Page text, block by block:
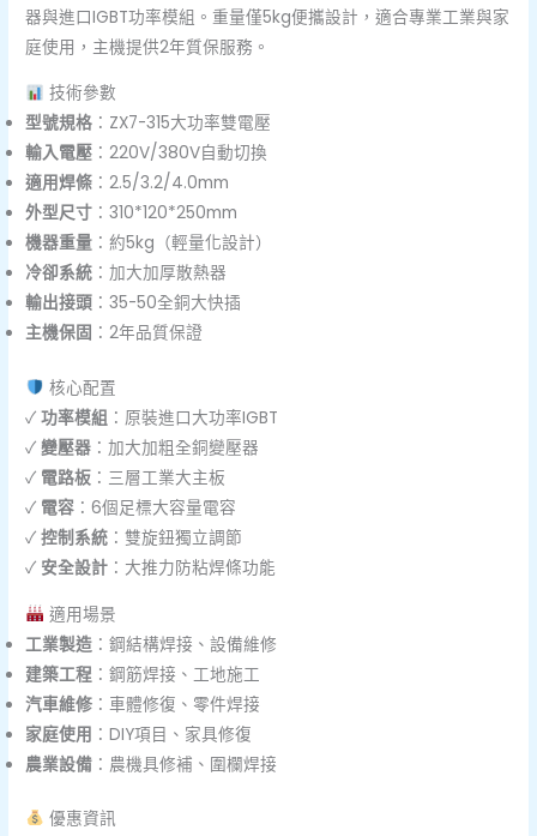
器與進口IGBT功率模組。重量僅5kg便攜設計，適合專業工業與家
庭使用，主機提供2年質保服務。
技術參數
型號規格 ：ZX7-315大功率雙電壓
輸入電壓 ：220V/380V自動切換
適用焊條 ：2.5/3.2/4.0mm
外型尺寸 ：310*120*250mm
機器重量 ：約5kg（輕量化設計）
冷卻系統 ：加大加厚散熱器
輸出接頭 ：35-50全銅大快插
主機保固 ：2年品質保證
核心配置
✓功率模組 ：原裝進口大功率IGBT
✓變壓器 ：加大加粗全銅變壓器
✓ 電路板 ：三層工業大主板
✓ 電容 ：6個足標大容量電容
✓控制系統 ：雙旋鈕獨立調節
✓ 安全設計 ：大推力防粘焊條功能
適用場景
工業製造 ：鋼結構焊接、設備維修
建築工程 ：鋼筋焊接、工地施工
汽車維修 ：車體修復、零件焊接
家庭使用 ：DIY項目、家具修復
農業設備 ：農機具修補、圍欄焊接
優惠資訊